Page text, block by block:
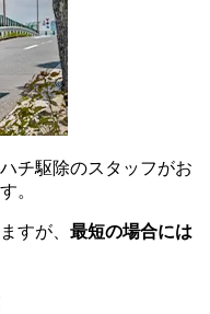
チ駆除のスタッフがお
。
すが、 最短の場合には